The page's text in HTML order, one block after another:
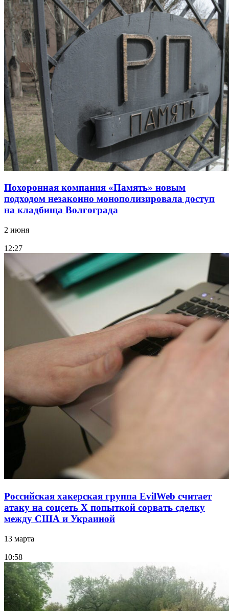
Похоронная компания «Память» новым
подходом незаконно монополизировала доступ
на кладбища Волгограда
2 июня
12:27
Российская хакерская группа EvilWeb считает
атаку на соцсеть Х попыткой сорвать сделку
между США и Украиной
13 марта
10:58